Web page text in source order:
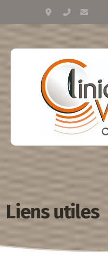
61 route de
02 35 79
Liens utiles